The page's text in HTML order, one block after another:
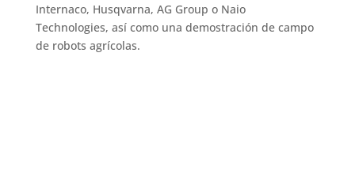
Internaco, Husqvarna, AG Group o Naio
Technologies, así como una demostración de campo
de robots agrícolas.